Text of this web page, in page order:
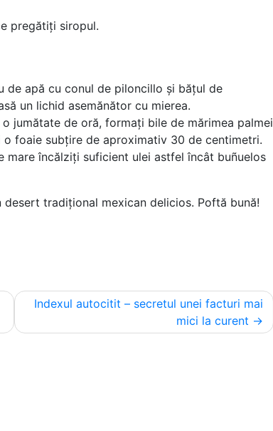
pregătiți siropul.
apă cu conul de piloncillo și bățul de
un lichid asemănător cu mierea.
jumătate de oră, formați bile de mărimea palmei
foaie subțire de aproximativ 30 de centimetri.
încălziți suficient ulei astfel încât buñuelos
tradițional mexican delicios. Poftă bună!
Indexul autocitit – secretul unei facturi mai
mici la curent